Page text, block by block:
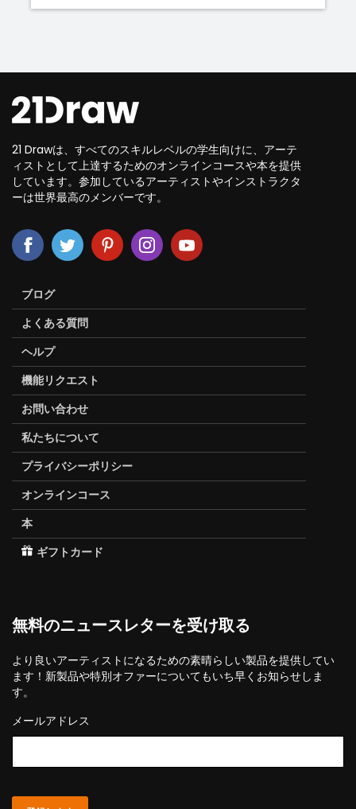
21 Drawは、すべてのスキルレベルの学生向けに、アーテ
ィストとして上達するためのオンラインコースや本を提供
しています。参加しているアーティストやインストラクタ
ーは世界最高のメンバーです。
ブログ
よくある質問
ヘルプ
機能リクエスト
お問い合わせ
私たちについて
プライバシーポリシー
オンラインコース
本
ギフトカード
無料のニュースレターを受け取る
より良いアーティストになるための素晴らしい製品を提供してい
ます！新製品や特別オファーについてもいち早くお知らせしま
す。
メールアドレス